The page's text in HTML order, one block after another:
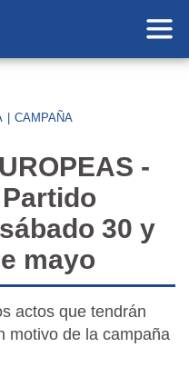
CAMPAÑA
-
30 y
mayo
actos que tendrán
motivo de la campaña